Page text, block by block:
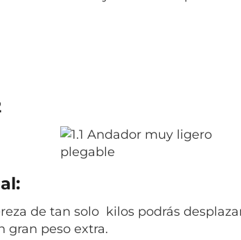
de tan solo kilos podrás
gran peso extra.